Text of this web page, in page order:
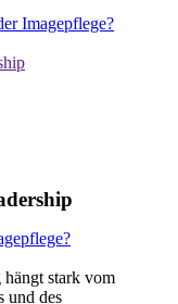
Imagepflege?
stark vom
und des